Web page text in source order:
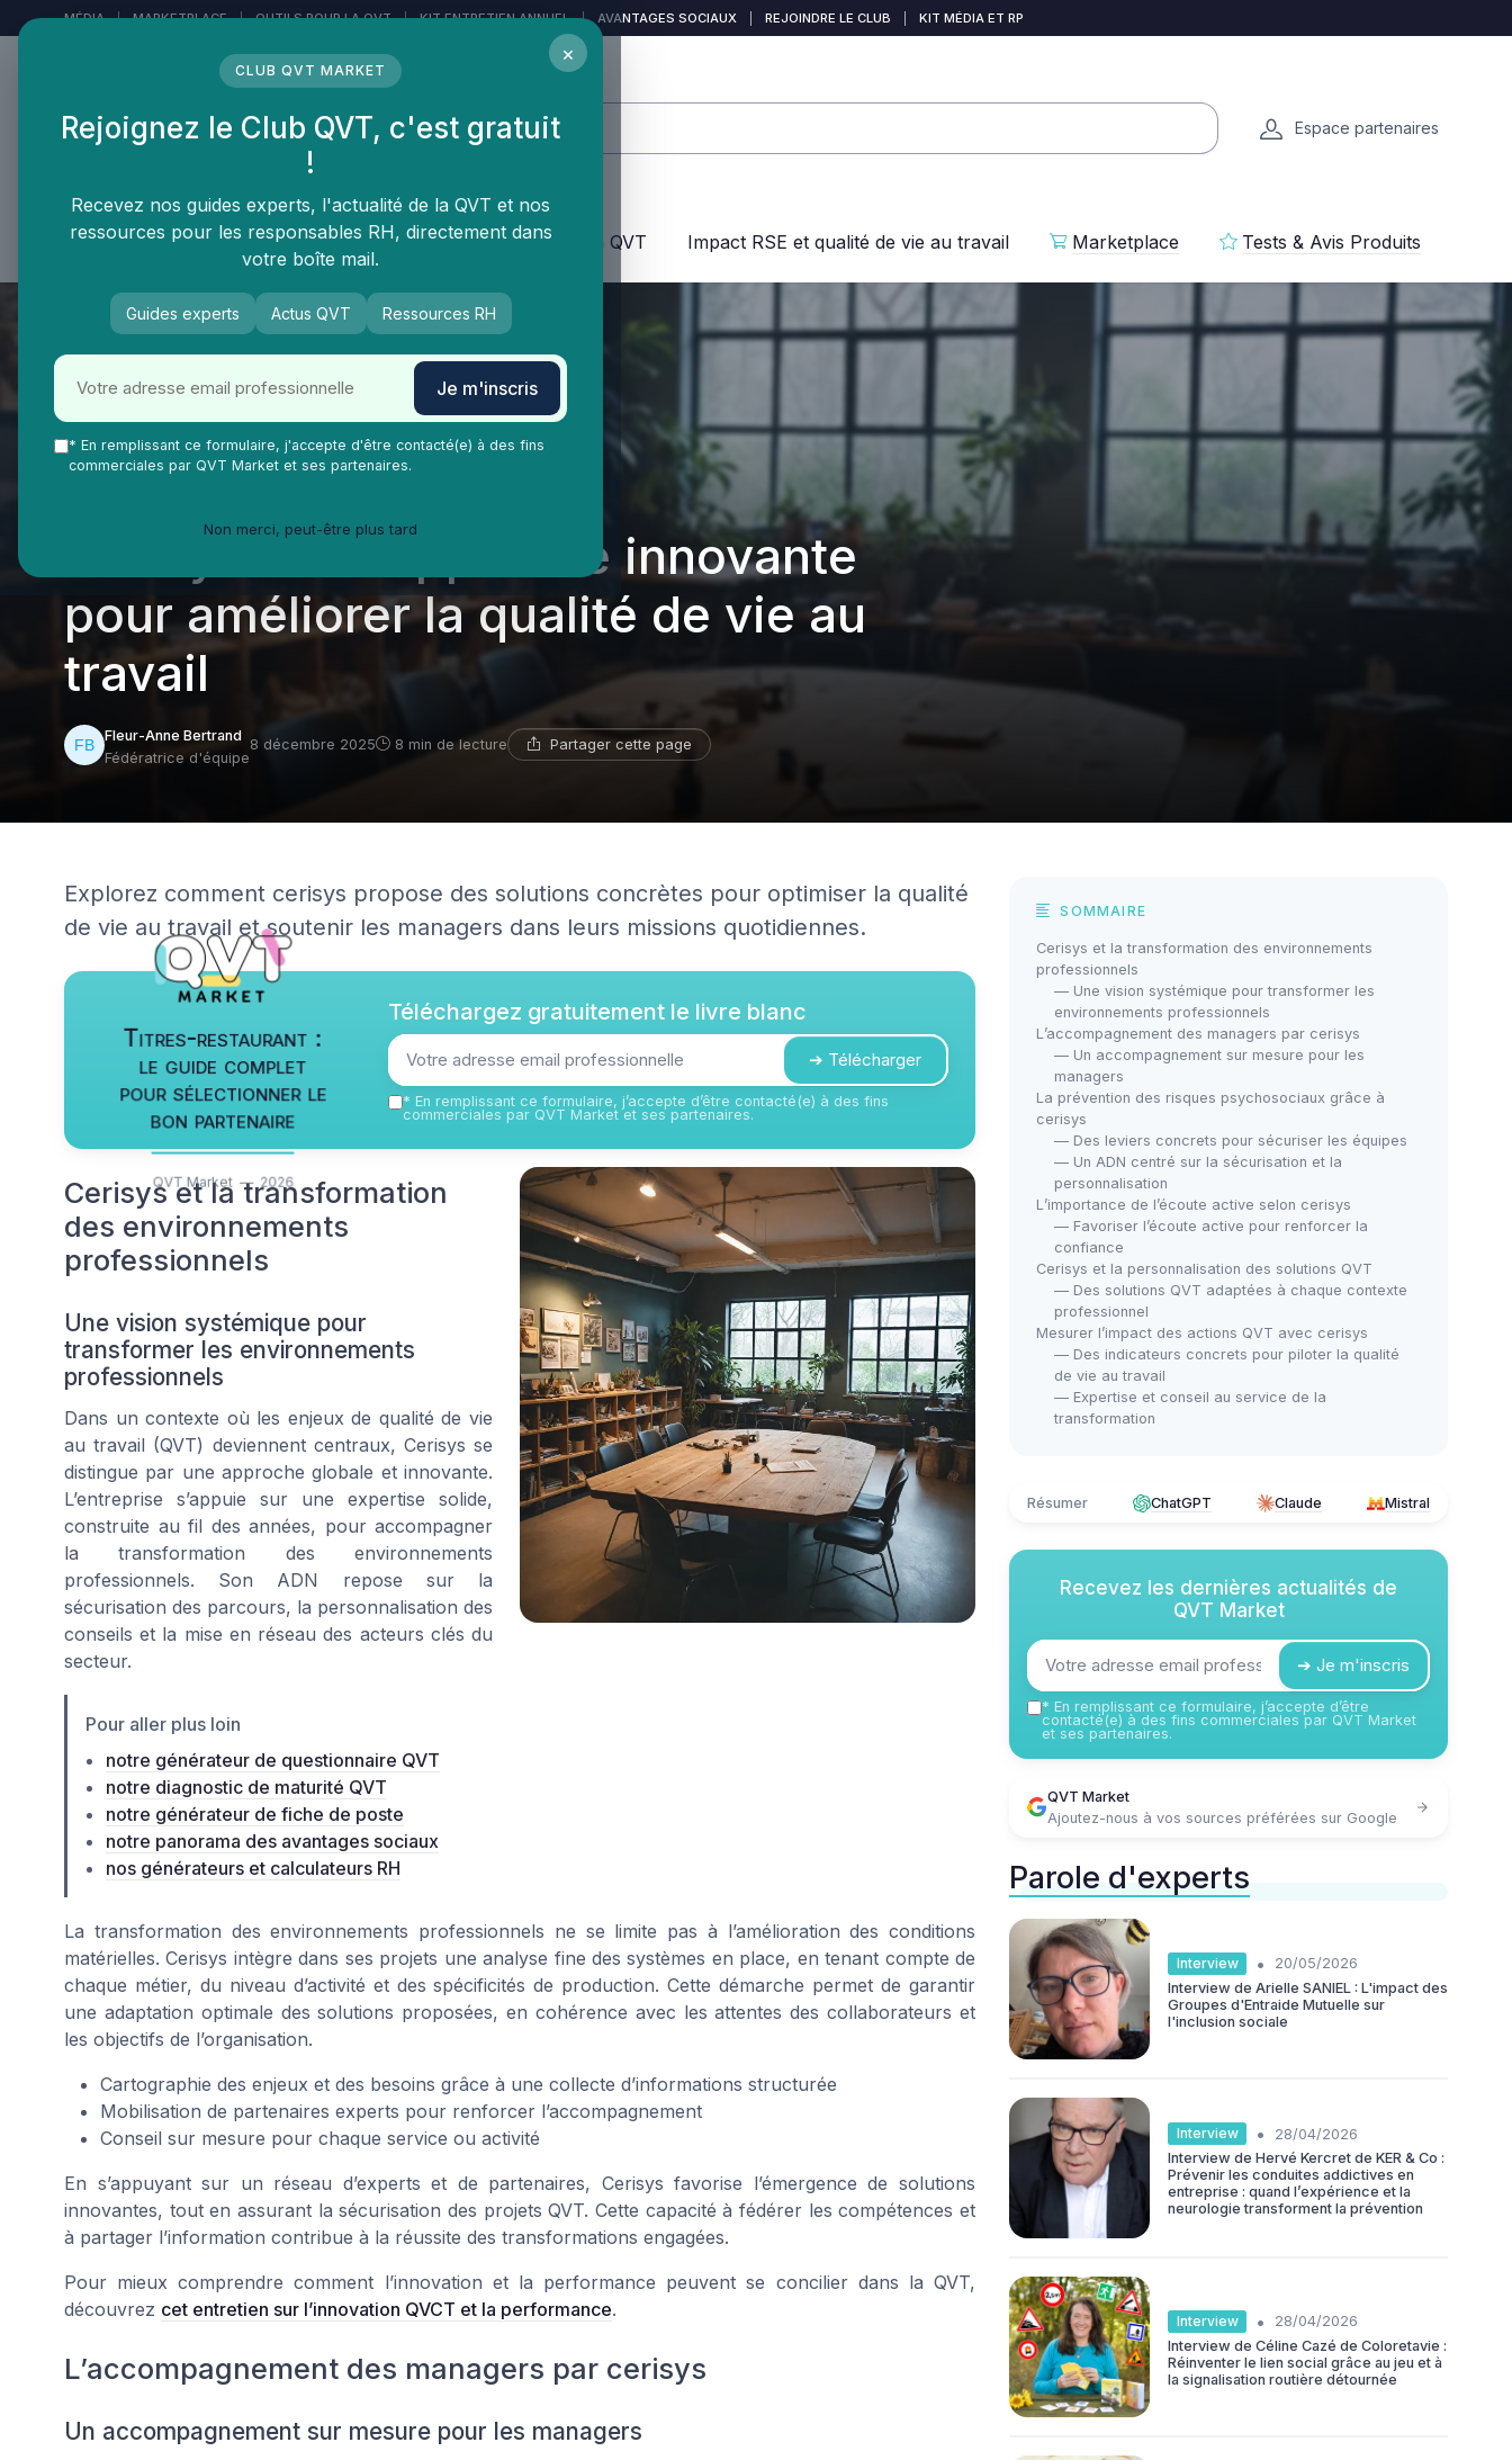
MÉDIA | MARKETPLACE | OUTILS POUR LA QVT | KIT ENTRETIEN ANNUEL | AVANTAGES SOCIAUX REJOINDRE LE CLUB KIT MÉDIA ET RP
LE MÉDIA DES
Espace partenaires
Vie Ma Vie dans la QVT Tendances QVT Enjeux dans la QVT Impact RSE et qualité de vie au travail Marketplace Tests & Avis Produits
Cerisys : une approche innovante
pour améliorer la qualité de vie au
travail
Fleur-Anne Bertrand
Fédératrice d'équipe
8 décembre 2025 8 min de lecture Partager cette page
Explorez comment cerisys propose des solutions concrètes pour optimiser la qualité
de vie au travail et soutenir les managers dans leurs missions quotidiennes.
Titres-restaurant :
le guide complet
pour sélectionner le
bon partenaire
QVT Market — 2026
Téléchargez gratuitement le livre blanc
➔ Télécharger
* En remplissant ce formulaire, j’accepte d’être contacté(e) à des fins
commerciales par QVT Market et ses partenaires.
Cerisys et la transformation
des environnements
professionnels
Une vision systémique pour
transformer les environnements
professionnels
Dans un contexte où les enjeux de qualité de vie
au travail (QVT) deviennent centraux, Cerisys se
distingue par une approche globale et innovante.
L’entreprise s’appuie sur une expertise solide,
construite au fil des années, pour accompagner
la transformation des environnements
professionnels. Son ADN repose sur la
sécurisation des parcours, la personnalisation des
conseils et la mise en réseau des acteurs clés du
secteur.
Pour aller plus loin
notre générateur de questionnaire QVT
notre diagnostic de maturité QVT
notre générateur de fiche de poste
notre panorama des avantages sociaux
nos générateurs et calculateurs RH
La transformation des environnements professionnels ne se limite pas à l’amélioration des conditions
matérielles. Cerisys intègre dans ses projets une analyse fine des systèmes en place, en tenant compte de
chaque métier, du niveau d’activité et des spécificités de production. Cette démarche permet de garantir
une adaptation optimale des solutions proposées, en cohérence avec les attentes des collaborateurs et
les objectifs de l’organisation.
Cartographie des enjeux et des besoins grâce à une collecte d’informations structurée
Mobilisation de partenaires experts pour renforcer l’accompagnement
Conseil sur mesure pour chaque service ou activité
En s’appuyant sur un réseau d’experts et de partenaires, Cerisys favorise l’émergence de solutions
innovantes, tout en assurant la sécurisation des projets QVT. Cette capacité à fédérer les compétences et
à partager l’information contribue à la réussite des transformations engagées.
Pour mieux comprendre comment l’innovation et la performance peuvent se concilier dans la QVT,
découvrez cet entretien sur l’innovation QVCT et la performance.
L’accompagnement des managers par cerisys
Un accompagnement sur mesure pour les managers
SOMMAIRE
Cerisys et la transformation des environnements
professionnels
— Une vision systémique pour transformer les
environnements professionnels
L’accompagnement des managers par cerisys
— Un accompagnement sur mesure pour les
managers
La prévention des risques psychosociaux grâce à
cerisys
— Des leviers concrets pour sécuriser les équipes
— Un ADN centré sur la sécurisation et la
personnalisation
L’importance de l’écoute active selon cerisys
— Favoriser l’écoute active pour renforcer la
confiance
Cerisys et la personnalisation des solutions QVT
— Des solutions QVT adaptées à chaque contexte
professionnel
Mesurer l’impact des actions QVT avec cerisys
— Des indicateurs concrets pour piloter la qualité
de vie au travail
— Expertise et conseil au service de la
transformation
Résumer ChatGPT Claude Mistral
Recevez les dernières actualités de
QVT Market
➔ Je m'inscris
* En remplissant ce formulaire, j’accepte d’être
contacté(e) à des fins commerciales par QVT Market
et ses partenaires.
QVT Market
Ajoutez-nous à vos sources préférées sur Google
Parole d'experts
Interview •
20/05/2026
Interview de Arielle SANIEL : L'impact des
Groupes d'Entraide Mutuelle sur
l'inclusion sociale
Interview •
28/04/2026
Interview de Hervé Kercret de KER & Co :
Prévenir les conduites addictives en
entreprise : quand l’expérience et la
neurologie transforment la prévention
Interview •
28/04/2026
Interview de Céline Cazé de Coloretavie :
Réinventer le lien social grâce au jeu et à
la signalisation routière détournée
×
CLUB QVT MARKET
Rejoignez le Club QVT, c'est gratuit
!
Recevez nos guides experts, l'actualité de la QVT et nos
ressources pour les responsables RH, directement dans
votre boîte mail.
Guides experts Actus QVT Ressources RH
Je m'inscris
* En remplissant ce formulaire, j'accepte d'être contacté(e) à des fins
commerciales par QVT Market et ses partenaires.
Non merci, peut-être plus tard
Panneau de gestion des cookies